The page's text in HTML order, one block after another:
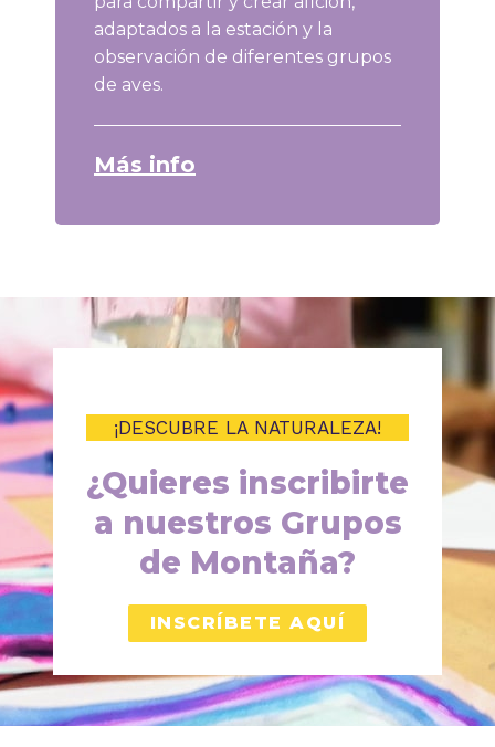
adaptados a la estación y la
observación de diferentes grupos
de aves.
Más info
¡DESCUBRE LA NATURALEZA!
¿Quieres inscribirte
a nuestros Grupos
de Montaña?
INSCRÍBETE AQUÍ